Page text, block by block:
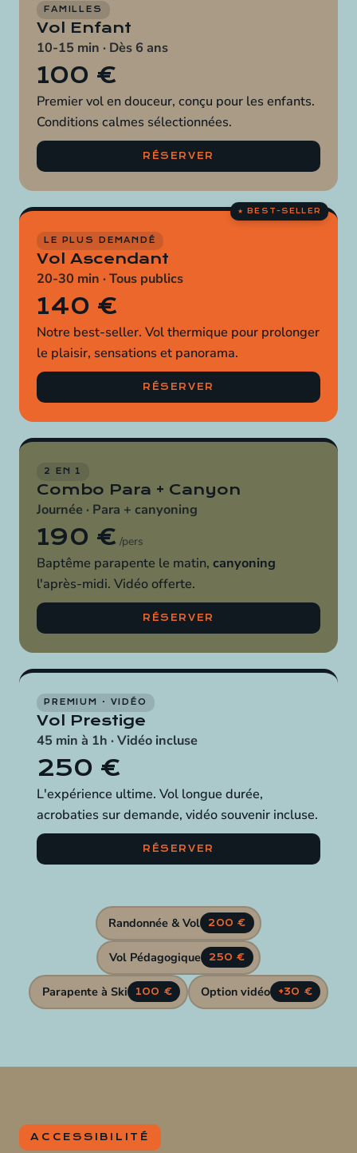
FAMILLES
Vol Enfant
10-15 min · Dès 6 ans
100 €
Premier vol en douceur, conçu pour les enfants.
Conditions calmes sélectionnées.
RÉSERVER
LE PLUS DEMANDÉ
Vol Ascendant
20-30 min · Tous publics
140 €
Notre best-seller. Vol thermique pour prolonger
le plaisir, sensations et panorama.
RÉSERVER
2 EN 1
Combo Para + Canyon
Journée · Para + canyoning
190 € /pers
Baptême parapente le matin, canyoning
l'après-midi. Vidéo offerte.
RÉSERVER
PREMIUM · VIDÉO
Vol Prestige
45 min à 1h · Vidéo incluse
250 €
L'expérience ultime. Vol longue durée,
acrobaties sur demande, vidéo souvenir incluse.
RÉSERVER
Randonnée & Vol 200 €
Vol Pédagogique 250 €
Parapente à Ski 100 € Option vidéo +30 €
ACCESSIBILITÉ